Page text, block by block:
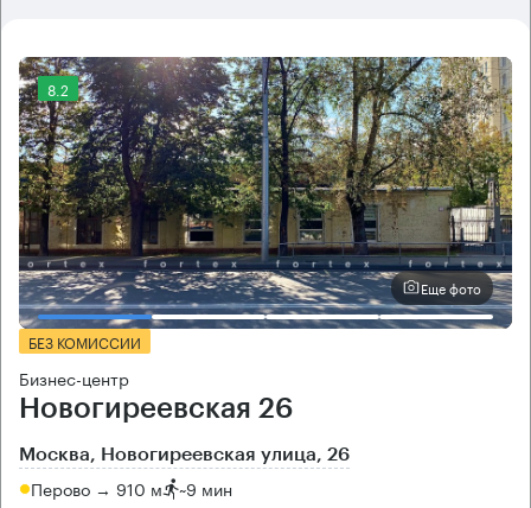
8.2
Еще фото
БЕЗ КОМИССИИ
Бизнес-центр
Новогиреевская 26
Москва, Новогиреевская улица, 26
Перово → 910 м ~9 мин